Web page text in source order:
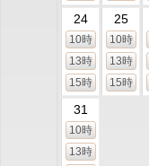
24
10時
13時
15時
25
10時
13時
15時
31
10時
13時